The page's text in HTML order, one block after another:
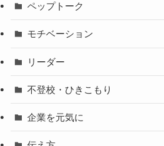
ペップトーク
モチベーション
リーダー
不登校・ひきこもり
企業を元気に